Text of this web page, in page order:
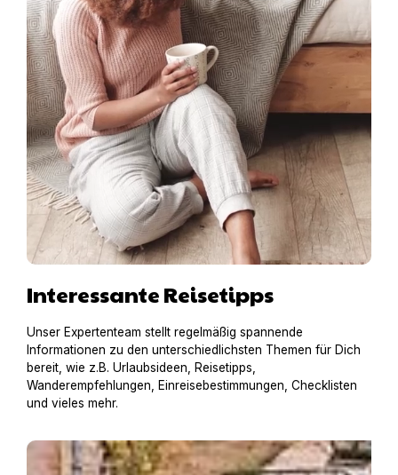
Interessante Reisetipps
Unser Expertenteam stellt regelmäßig spannende
Informationen zu den unterschiedlichsten Themen für Dich
bereit, wie z.B. Urlaubsideen, Reisetipps,
Wanderempfehlungen, Einreisebestimmungen, Checklisten
und vieles mehr.
Hausboot mit Hund